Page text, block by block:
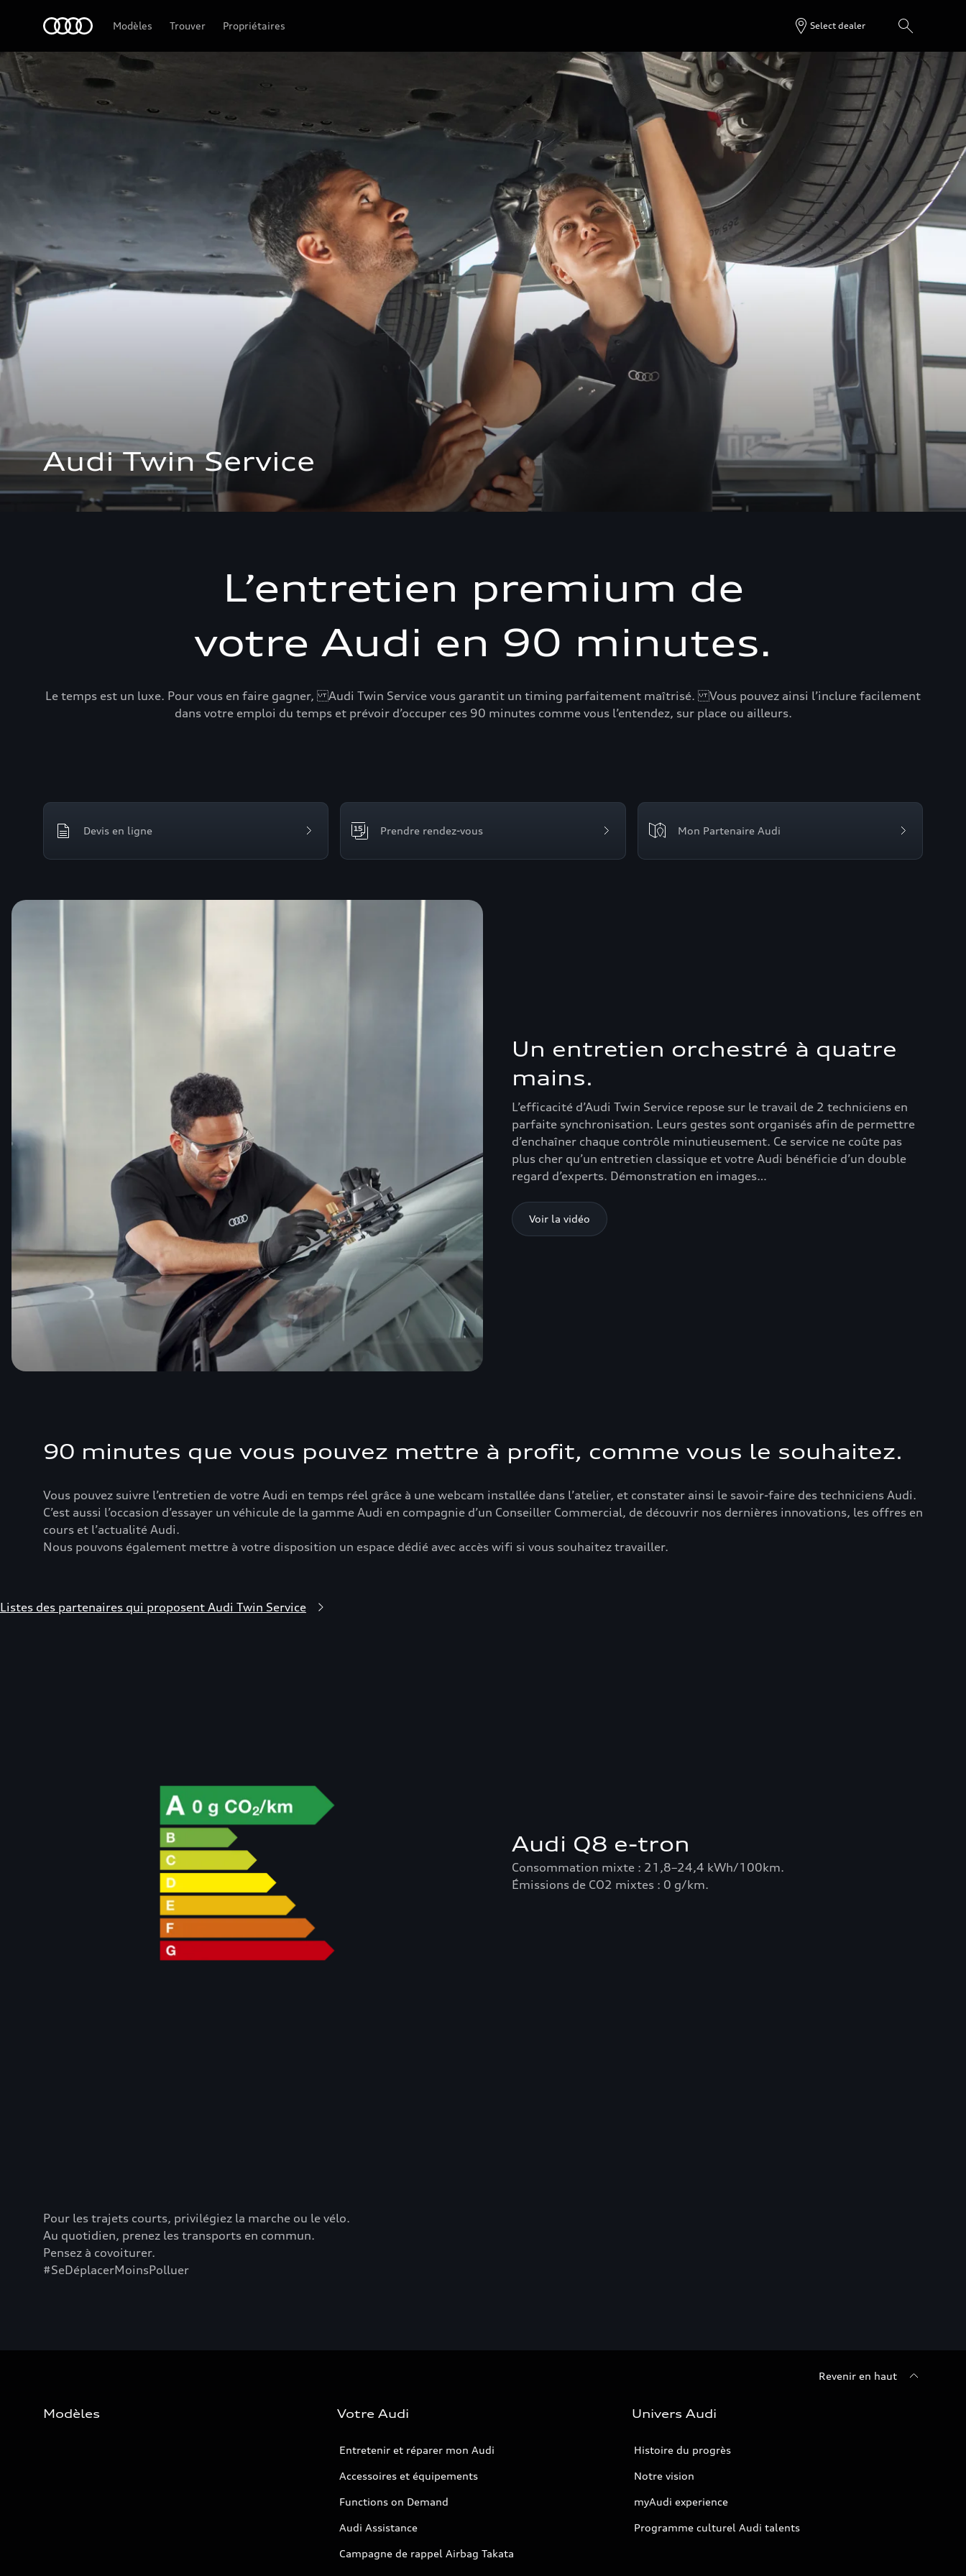
Modèles Trouver Propriétaires Select dealer
Audi Twin Service
L’entretien premium de
votre Audi en 90 minutes.
Le temps est un luxe. Pour vous en faire gagner, Audi Twin Service vous garantit un timing parfaitement maîtrisé. Vous pouvez ainsi l’inclure facilement
dans votre emploi du temps et prévoir d’occuper ces 90 minutes comme vous l’entendez, sur place ou ailleurs.
Devis en ligne Prendre rendez-vous Mon Partenaire Audi
Un entretien orchestré à quatre
mains.
L’efficacité d’Audi Twin Service repose sur le travail de 2 techniciens en
parfaite synchronisation. Leurs gestes sont organisés afin de permettre
d’enchaîner chaque contrôle minutieusement. Ce service ne coûte pas
plus cher qu’un entretien classique et votre Audi bénéficie d’un double
regard d’experts. Démonstration en images…
Voir la vidéo
90 minutes que vous pouvez mettre à profit, comme vous le souhaitez.
Vous pouvez suivre l’entretien de votre Audi en temps réel grâce à une webcam installée dans l’atelier, et constater ainsi le savoir-faire des techniciens Audi.
C’est aussi l’occasion d’essayer un véhicule de la gamme Audi en compagnie d’un Conseiller Commercial, de découvrir nos dernières innovations, les offres en
cours et l’actualité Audi.
Nous pouvons également mettre à votre disposition un espace dédié avec accès wifi si vous souhaitez travailler.
Listes des partenaires qui proposent Audi Twin Service
Audi Q8 e-tron
Consommation mixte : 21,8–24,4 kWh/100km.
Émissions de CO2 mixtes : 0 g/km.
Pour les trajets courts, privilégiez la marche ou le vélo.
Au quotidien, prenez les transports en commun.
Pensez à covoiturer.
#SeDéplacerMoinsPolluer
Revenir en haut
Modèles Votre Audi
Entretenir et réparer mon Audi
Accessoires et équipements
Functions on Demand
Audi Assistance
Campagne de rappel Airbag Takata
Univers Audi
Histoire du progrès
Notre vision
myAudi experience
Programme culturel Audi talents